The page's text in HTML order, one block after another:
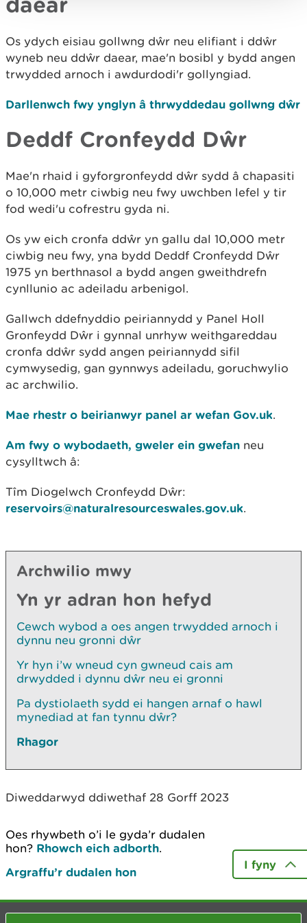
Os ydych eisiau gollwng dŵr neu elifiant i ddŵr
wyneb neu ddŵr daear, mae'n bosibl y bydd angen
trwydded arnoch i awdurdodi'r gollyngiad.
Darllenwch fwy ynglyn â thrwyddedau gollwng dŵr
Deddf Cronfeydd Dŵr
Mae'n rhaid i gyforgronfeydd dŵr sydd â chapasiti
o 10,000 metr ciwbig neu fwy uwchben lefel y tir
fod wedi'u cofrestru gyda ni.
Os yw eich cronfa ddŵr yn gallu dal 10,000 metr
ciwbig neu fwy, yna bydd Deddf Cronfeydd Dŵr
1975 yn berthnasol a bydd angen gweithdrefn
cynllunio ac adeiladu arbenigol.
Gallwch ddefnyddio peiriannydd y Panel Holl
Gronfeydd Dŵr i gynnal unrhyw weithgareddau
cronfa ddŵr sydd angen peiriannydd sifil
cymwysedig, gan gynnwys adeiladu, goruchwylio
ac archwilio.
Mae rhestr o beirianwyr panel ar wefan Gov.uk.
Am fwy o wybodaeth, gweler ein gwefan neu
cysylltwch â:
Tîm Diogelwch Cronfeydd Dŵr:
reservoirs@naturalresourceswales.gov.uk.
Archwilio mwy
Yn yr adran hon hefyd
Cewch wybod a oes angen trwydded arnoch i
dynnu neu gronni dŵr
Yr hyn i’w wneud cyn gwneud cais am
drwydded i dynnu dŵr neu ei gronni
Pa dystiolaeth sydd ei hangen arnaf o hawl
mynediad at fan tynnu dŵr?
Rhagor
Diweddarwyd ddiwethaf 28 Gorff 2023
Oes rhywbeth o’i le gyda’r dudalen
hon? Rhowch eich adborth.
Argraffu’r dudalen hon
I fyny